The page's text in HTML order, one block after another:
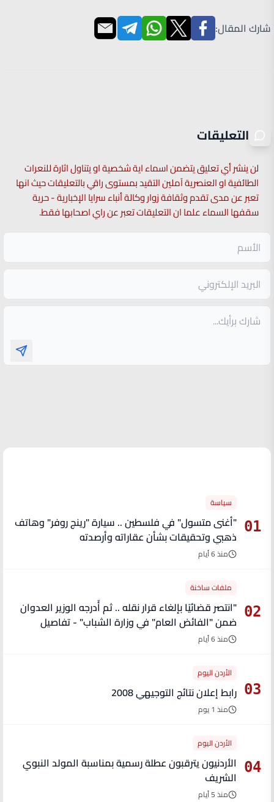
شارك المقال:
التعليقات
لن ينشر أي تعليق يتضمن اسماء اية شخصية او يتناول اثارة للنعرات
الطائفية او العنصرية آملين التقيد بمستوى راقي بالتعليقات حيث انها
تعبر عن مدى تقدم وثقافة زوار وكالة أنباء سرايا الإخبارية - حرية
سقفها السماء علما ان التعليقات تعبر عن راي اصحابها فقط.
01
سياسة
"أغنى متسول" في فلسطين .. سيارة "رينج روفر" وهاتف
ذهبي وتحقيقات بشأن عقاراته وأرصدته
منذ 6 أيام
02
ملفات ساخنة
"انتصر قضائيًا بإلغاء قرار نقله .. ثم أُدرجه الوزير العدوان
ضمن "الفائض العام" في وزارة الشباب" - تفاصيل
منذ 6 أيام
03
الأردن اليوم
رابط إعلان نتائج التوجيهي 2008
منذ 1 يوم
04
الأردن اليوم
الأردنيون يترقبون عطلة رسمية بمناسبة المولد النبوي
الشريف
منذ 5 أيام